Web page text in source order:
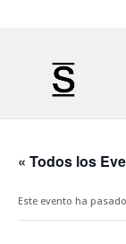
« Todos los
Este evento ha